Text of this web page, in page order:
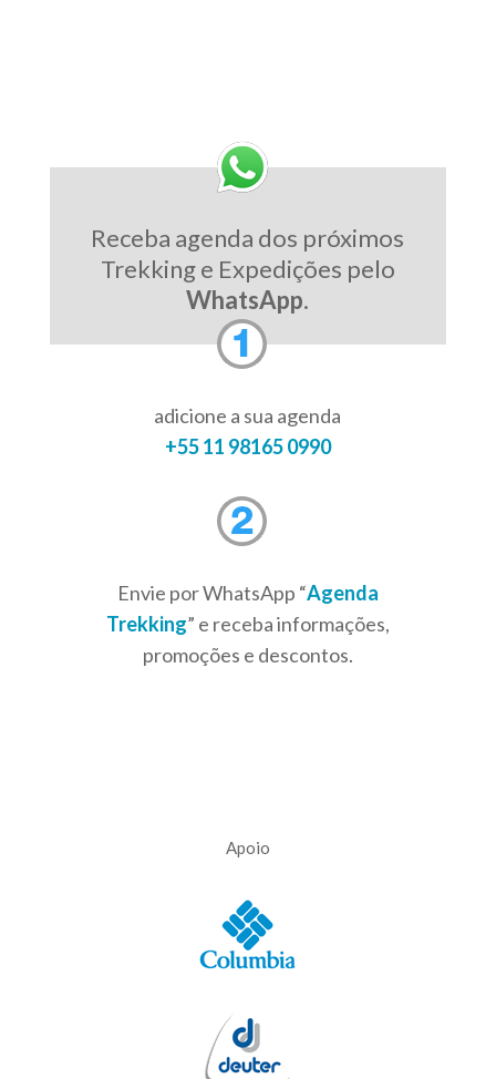
Receba agenda dos próximos
Trekking e Expedições pelo
WhatsApp.
adicione a sua agenda
+55 11 98165 0990
Envie por WhatsApp “Agenda
Trekking” e receba informações,
promoções e descontos.
Apoio